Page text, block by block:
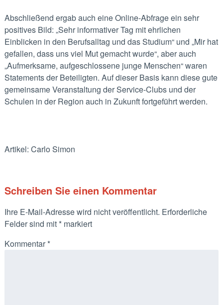
Abschließend ergab auch eine Online-Abfrage ein sehr
positives Bild: „Sehr informativer Tag mit ehrlichen
Einblicken in den Berufsalltag und das Studium“ und „Mir hat
gefallen, dass uns viel Mut gemacht wurde“, aber auch
„Aufmerksame, aufgeschlossene junge Menschen“ waren
Statements der Beteiligten. Auf dieser Basis kann diese gute
gemeinsame Veranstaltung der Service-Clubs und der
Schulen in der Region auch in Zukunft fortgeführt werden.
Artikel: Carlo Simon
Schreiben Sie einen Kommentar
Ihre E-Mail-Adresse wird nicht veröffentlicht. Erforderliche
Felder sind mit *markiert
Kommentar *